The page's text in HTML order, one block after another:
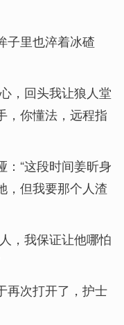
子里也淬着冰碴
，回头我让狼人堂
，你懂法，远程指
“这段时间姜昕身
，但我要那个人渣
，我保证让他哪怕
再次打开了，护士